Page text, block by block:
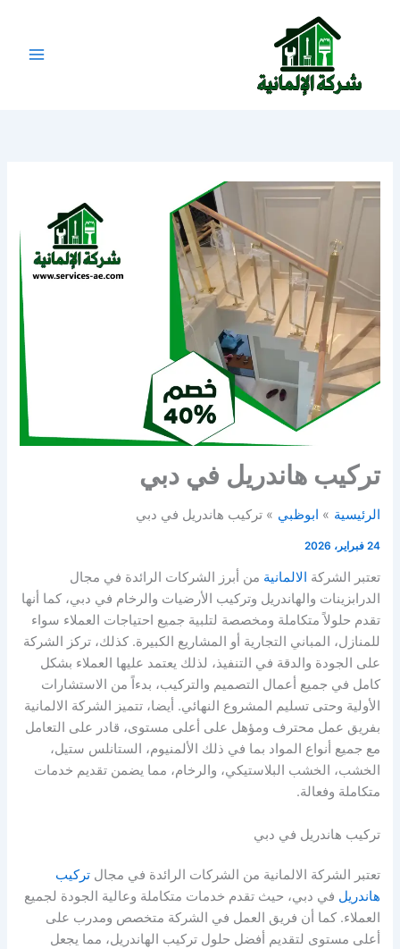
تركيب هاندريل في دبي
الرئيسية ابوظبي تركيب هاندريل في دبي
24 فبراير، 2026
تعتبر الشركة الالمانية من أبرز الشركات الرائدة في مجال
الدرابزينات والهاندريل وتركيب الأرضيات والرخام في دبي، كما أنها
تقدم حلولاً متكاملة ومخصصة لتلبية جميع احتياجات العملاء سواء
للمنازل، المباني التجارية أو المشاريع الكبيرة. كذلك، تركز الشركة
على الجودة والدقة في التنفيذ، لذلك يعتمد عليها العملاء بشكل
كامل في جميع أعمال التصميم والتركيب، بدءاً من الاستشارات
الأولية وحتى تسليم المشروع النهائي. أيضا، تتميز الشركة الالمانية
بفريق عمل محترف ومؤهل على أعلى مستوى، قادر على التعامل
مع جميع أنواع المواد بما في ذلك الألمنيوم، الستانلس ستيل،
الخشب، الخشب البلاستيكي، والرخام، مما يضمن تقديم خدمات
متكاملة وفعالة.
تركيب هاندريل في دبي
تعتبر الشركة الالمانية من الشركات الرائدة في مجالتركيب
هاندريل في دبي، حيث تقدم خدمات متكاملة وعالية الجودة لجميع
العملاء. كما أن فريق العمل في الشركة متخصص ومدرب على
أعلى مستوى لتقديم أفضل حلول تركيب الهاندريل، مما يجعل